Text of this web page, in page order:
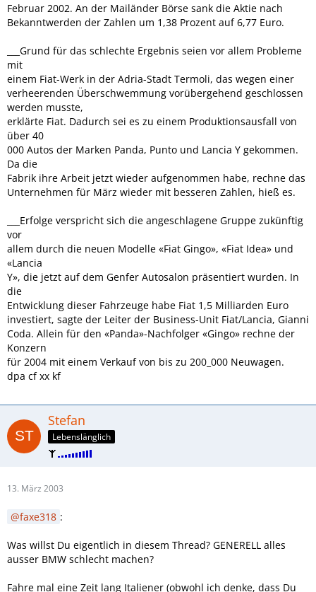
Februar 2002. An der Mailänder Börse sank die Aktie nach
Bekanntwerden der Zahlen um 1,38 Prozent auf 6,77 Euro.
___Grund für das schlechte Ergebnis seien vor allem Probleme
mit
einem Fiat-Werk in der Adria-Stadt Termoli, das wegen einer
verheerenden Überschwemmung vorübergehend geschlossen
werden musste,
erklärte Fiat. Dadurch sei es zu einem Produktionsausfall von
über 40
000 Autos der Marken Panda, Punto und Lancia Y gekommen.
Da die
Fabrik ihre Arbeit jetzt wieder aufgenommen habe, rechne das
Unternehmen für März wieder mit besseren Zahlen, hieß es.
___Erfolge verspricht sich die angeschlagene Gruppe zukünftig
vor
allem durch die neuen Modelle «Fiat Gingo», «Fiat Idea» und
«Lancia
Y», die jetzt auf dem Genfer Autosalon präsentiert wurden. In
die
Entwicklung dieser Fahrzeuge habe Fiat 1,5 Milliarden Euro
investiert, sagte der Leiter der Business-Unit Fiat/Lancia, Gianni
Coda. Allein für den «Panda»-Nachfolger «Gingo» rechne der
Konzern
für 2004 mit einem Verkauf von bis zu 200_000 Neuwagen.
dpa cf xx kf
Stefan
Lebenslänglich
13. März 2003
faxe318 :
Was willst Du eigentlich in diesem Thread? GENERELL alles
ausser BMW schlecht machen?
Fahre mal eine Zeit lang Italiener (obwohl ich denke, dass Du